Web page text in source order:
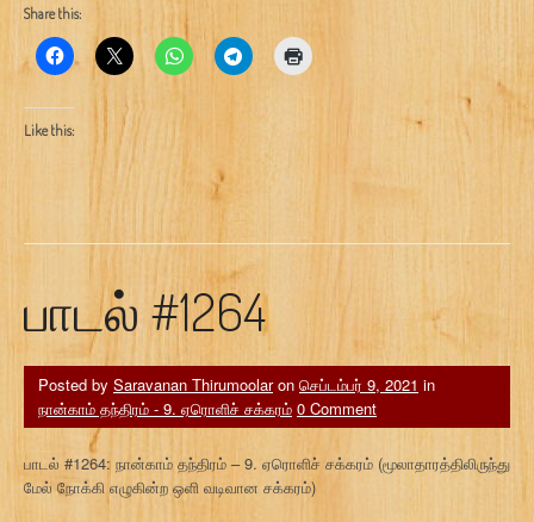
Share this:
Like this:
பாடல் #1264
Posted by Saravanan Thirumoolaron செப்டம்பர் 9, 2021 in
நான்காம் தந்திரம் - 9. ஏரொளிச் சக்கரம் 0 Comment
பாடல் #1264: நான்காம் தந்திரம் – 9. ஏரொளிச் சக்கரம் (மூலாதாரத்திலிருந்து
மேல் நோக்கி எழுகின்ற ஒளி வடிவான சக்கரம்)